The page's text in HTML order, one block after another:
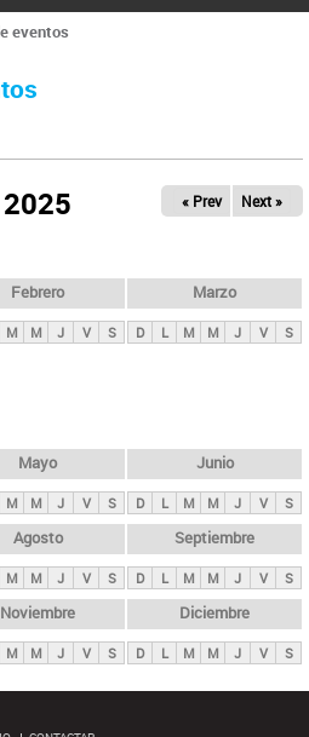
eventos
2025 « Prev Next »
Febrero
M M J V S
Marzo
D L M M J V S
Mayo
M M J V S
Junio
D L M M J V S
Agosto
M M J V S
Septiembre
D L M M J V S
Noviembre
M M J V S
Diciembre
D L M M J V S